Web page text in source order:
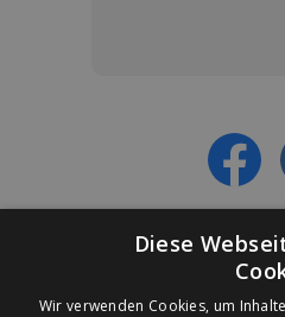
Diese
Wir verwenden Cookies, um